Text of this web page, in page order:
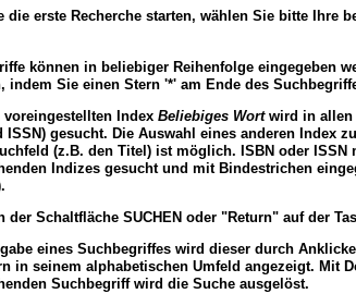
die erste Recherche starten, wählen Sie bitte Ihre
können in beliebiger Reihenfolge eingegeben
indem Sie einen Stern '*' am Ende des
voreingestellten Index Beliebiges Wort wird in allen
ISSN) gesucht. Die Auswahl eines anderen Index
(z.B. den Titel) ist möglich. ISBN oder ISSN
Indizes gesucht und mit Bindestrichen
der Schaltfläche SUCHEN oder "Return" auf der
eines Suchbegriffes wird dieser durch
in seinem alphabetischen Umfeld angezeigt. Mit
Suchbegriff wird die Suche ausgelöst.